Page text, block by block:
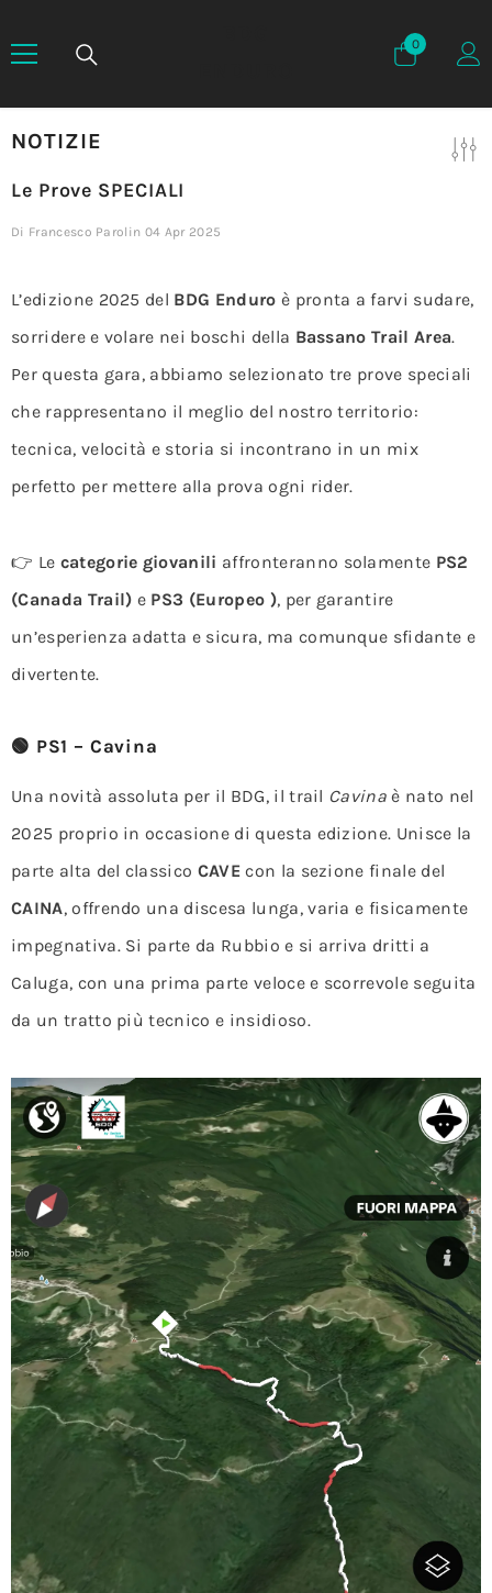
0
0
elementi
NOTIZIE
Le Prove SPECIALI
Di Francesco Parolin 04 Apr 2025
L’edizione 2025 del BDG Enduro è pronta a farvi sudare,
sorridere e volare nei boschi della Bassano Trail Area.
Per questa gara, abbiamo selezionato tre prove speciali
che rappresentano il meglio del nostro territorio:
tecnica, velocità e storia si incontrano in un mix
perfetto per mettere alla prova ogni rider.
👉 Le categorie giovanili affronteranno solamente PS2
(Canada Trail) e PS3 (Europeo ), per garantire
un’esperienza adatta e sicura, ma comunque sfidante e
divertente.
🟢 PS1 – Cavina
Una novità assoluta per il BDG, il trail Cavina è nato nel
2025 proprio in occasione di questa edizione. Unisce la
parte alta del classico CAVEcon la sezione finale del
CAINA, offrendo una discesa lunga, varia e fisicamente
impegnativa. Si parte da Rubbio e si arriva dritti a
Caluga, con una prima parte veloce e scorrevole seguita
da un tratto più tecnico e insidioso.